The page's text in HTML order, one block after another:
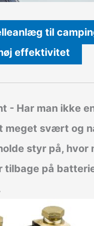
til
effektivitet
- Har man ikke
meget svært og
styr på, hvor
tilbage på